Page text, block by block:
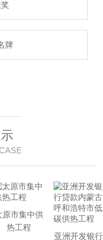
牌
原市集中供
热工程
亚洲开发银行